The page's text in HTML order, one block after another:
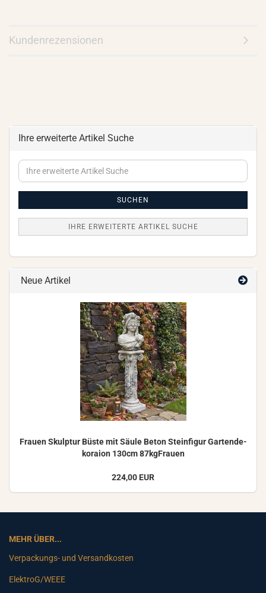
Kundenrezensionen
Ihre erweiterte Artikel Suche
Ihre
erweiterte
SUCHEN
IHRE ERWEITERTE ARTIKEL SUCHE
Neue Artikel
Frau­en Skulp­tur Büste mit Säule Beton Stein­fi­gur Gar­ten­de­
ko­rai­on 130cm 87kgFrauen
224,00 EUR
MEHR ÜBER...
Verpackungs- und Versandkosten
ElektroG/WEEE